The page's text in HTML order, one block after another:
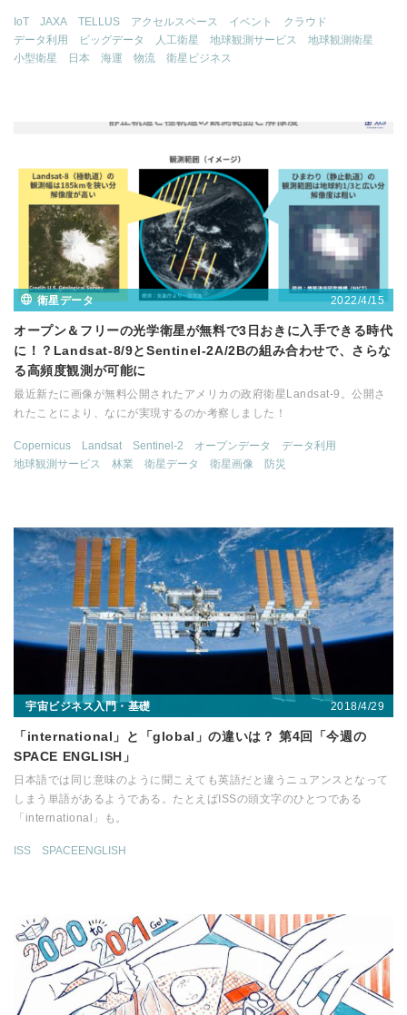
IoT JAXA TELLUS アクセルスペース イベント
クラウド
データ利用
ビッグデータ 人工衛星 地球観測サービス
地球観測衛星
小型衛星
日本 海運 物流 衛星ビジネス
衛星データ 2022/4/15
オープン＆フリーの光学衛星が無料で3日おきに入手できる時代
に！？Landsat-8/9とSentinel-2A/2Bの組み合わせで、さらな
る高頻度観測が可能に​​
最近新たに画像が無料公開されたアメリカの政府衛星Landsat-9。公開さ
れたことにより、なにが実現するのか考察しました！
Copernicus Landsat Sentinel-2 オープンデータ
データ利用
地球観測サービス
林業 衛星データ 衛星画像 防災
宇宙ビジネス入門・基礎 2018/4/29
「international」と「global」の違いは？ 第4回「今週の
SPACE ENGLISH」
日本語では同じ意味のように聞こえても英語だと違うニュアンスとなって
しまう単語があるようである。たとえばISSの頭文字のひとつである
「international」も。
ISS SPACEENGLISH